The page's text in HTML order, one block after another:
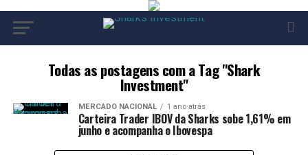
Todas as postagens com a Tag "Shark
Investment"
MERCADO NACIONAL 1 ano atrás
Carteira Trader IBOV da Sharks sobe 1,61% em
junho e acompanha o Ibovespa